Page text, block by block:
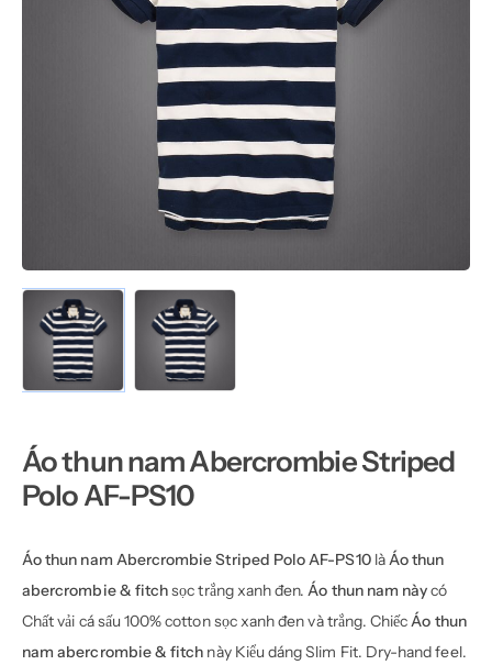
Áo thun nam Abercrombie Striped
Polo AF-PS10
Áo thun nam Abercrombie Striped Polo AF-PS10làÁo thun
abercrombie & fitchsọc trắng xanh đen.Áo thun nam nàycó
Chất vải cá sấu 100% cotton sọc xanh đen và trắng. ChiếcÁo thun
nam abercrombie & fitch này Kiểu dáng Slim Fit. Dry-hand feel.